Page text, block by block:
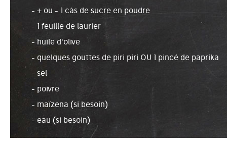
- + ou - 1 càs de sucre en poudre
- 1 feuille de laurier
- huile d'olive
- quelques gouttes de piri piri OU 1 pincé de paprika
- sel
- poivre
- maïzena (si besoin)
- eau (si besoin)